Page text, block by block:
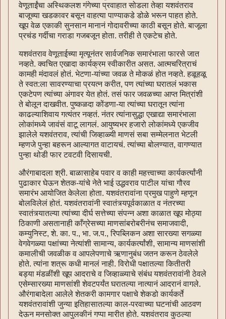
वेणूताईंचा अस्थिकलश गंगेच्या प्रवाहात सोडला तेव्हा यशवंतराव
बाजूच्या खडकावर बसून वाहत्या पाण्याकडे डोळे भरून पाहत होते.
खूप वेळ एकाकी सुनसान मानानं गोदावरीच्या काठी बसून होते. बाजूला
प्रचंड गर्दीचा गराडा गजबजून होता. तरीही ते एकटेच होते.
यशवंतराव वेणूताईच्या मृत्यूनंतर सार्वजनिक समारंभाला फारसे जात
नव्हते. क्वचित एखादा कार्यक्रम स्वीकारीत असत. आत्मचरित्राचं
कामही मंदावलं होतं. भेटणा-यांच्या जवळ ते मोकळं होत नव्हते. हळूहळू
ते स्वत:ला सावरण्याचा प्रयत्न करीत, पण त्यांच्या घरातलं भकास
एकटेपण त्यांच्या अंगावर येत होतं. तसं फार जवळच्या आप्त मित्रांशी
ते बोलून दाखवीत. पुष्कळदा कोंडणा-या त्यांच्या घरातून त्यांना
काढल्याशिवाय गत्यंतर नव्हतं. नंतर त्यांनासुद्धा एखाद्या समारंभाला
लोकांमध्ये जावंसं वाटू लागलं. आयुष्यभर हजारो लोकांमध्ये एकजीव
झालेले यशवंतराव, त्यांची जिव्हाळ्यी माणसं सबा सम्मेलनात भेटली
म्हणजे पुन्हा बहरून आल्यागत वाटायचं. त्यांच्या बोलण्यात, वागण्यात
पुन्हा थोडी फार टवटवी दिसायची.
औरंगाबादला श्री. बाळासाहेब पवार व काही महत्त्वाच्या कार्यकर्त्यांनी
पुढाकार घेऊन शेतक-यांचे नेते भाई उद्धवराव पाटील यांचा गौरव
समारंभ आयोजित केलेला होता. यशवंतरावांना प्रमुख पाहुणे म्हणून
बोलविलेलं होतं. यशवंतरावांनी स्वातंत्र्यपूर्वकाळात व नंतरच्या
स्वातंत्र्यातल्या त्यांच्या दीर्घ सत्तेच्या संपन्न अशा काळात खूप मोठ्या
ठिकाणी असतानाही काँग्रेसच्या माणसांबरोबरीनंच समाजवादी,
कम्युनिस्ट, शे. का. प., भा. ज.प., रिपब्लिकन अशा सारख्या सगळ्या
वेगवेगळ्या पक्षांच्या नेत्यांशी सामान्य, कार्यकर्त्यांशी, सामान्य माणसांशी
कमालीची जवळीक व आपलेपणाचे ऋणानुबंध जतन करून ठेवलेले
होते. त्यांना शत्रू कधी मानलं नाही. विरोधी पक्षातल्या कितीतरी
बड्या मंडळींशी खूप आदराचे व जिव्हाळ्याचे संबंध यशवंतरावांनी ठेवले
एसेम्सारख्या माणसांशी शेवटपर्यंत घरातल्या नात्यानं आदरानं वागले.
औरंगाबादेला आलेले शेतकरी कामगार पक्षाचे शेकडो कार्यकर्ते
यशवंतरावांशी जुन्या इतिहासातल्या काल-परवाच्या घटनांची आठवण
देऊन मनसोक्त आपुलकीनं गप्पा मारीत होते. यशवंतराव कुठल्या